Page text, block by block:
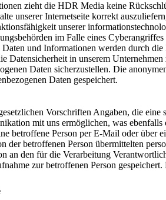
zieht die HDR Media keine
unserer Internetseite korrekt
unserer
im Falle eines
und Informationen werden durch
Datensicherheit in unserem
Daten sicherzustellen. Die
Daten gespeichert.
Vorschriften Angaben, die eine
mit uns ermöglichen, was ebenfalls
betroffene Person per E-Mail oder
betroffenen Person übermittelten
an den für die Verarbeitung
zur betroffenen Person